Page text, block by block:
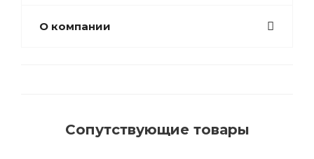
О компании
Сопутствующие товары